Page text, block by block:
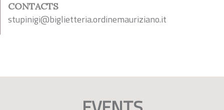
CONTACTS
stupinigi@biglietteria.ordinemauriziano.it